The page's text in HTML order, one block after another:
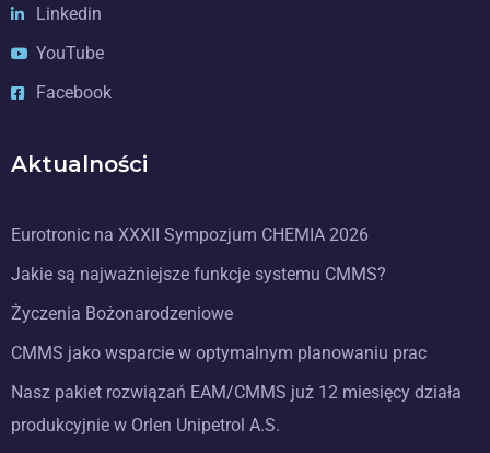
Linkedin
YouTube
Facebook
Aktualności
Eurotronic na XXXII Sympozjum CHEMIA 2026
Jakie są najważniejsze funkcje systemu CMMS?
Życzenia Bożonarodzeniowe
CMMS jako wsparcie w optymalnym planowaniu prac
Nasz pakiet rozwiązań EAM/CMMS już 12 miesięcy działa
produkcyjnie w Orlen Unipetrol A.S.